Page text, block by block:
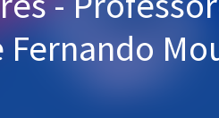
Fernando